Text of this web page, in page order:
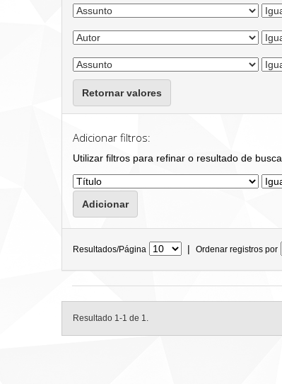
Retornar valores
Adicionar filtros:
Utilizar filtros para refinar o resultado de busca.
Resultados/Página | Ordenar registros por
Resultado 1-1 de 1.